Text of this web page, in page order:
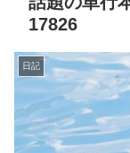
17826
日記